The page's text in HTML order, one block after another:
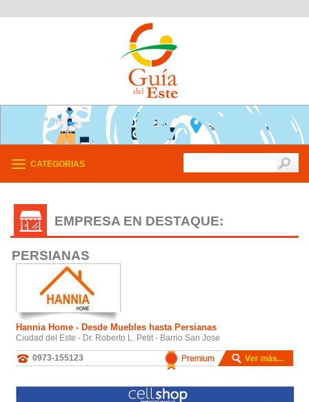
CATEGORIAS
EMPRESA EN DESTAQUE:
PERSIANAS
Hannia Home - Desde Muebles hasta Persianas
Ciudad del Este - Dr. Roberto L. Petit - Barrio San Jose
0973-155123